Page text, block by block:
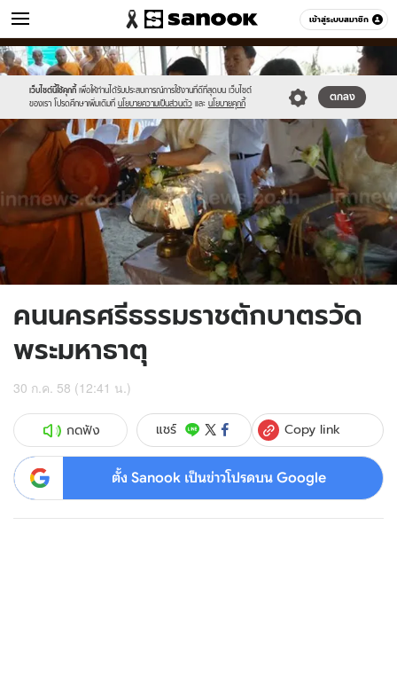
เข้าสู่ระบบสมาชิก
ข่าว หมวดอื่นๆ
เว็บไซต์นี้ใช้คุกกี้ เพื่อให้ท่านได้รับประสบการณ์การใช้งานที่ดีที่สุดบน เว็บไซต์
ของเรา โปรดศึกษาเพิ่มเติมที่ นโยบายความเป็นส่วนตัว และ นโยบายคุกกี้
ตกลง
Sanook
//s.isanook.com/sr/0/images/logo-
new-
sanook.png
600
60
//s.isanook.com/ns/0/ud/367/1839114/635613-
01.jpg
คนนครศรีธรรมราชตักบาตรวัด
พระมหาธาตุ
30 ก.ค. 58 (12:41 น.)
กดฟัง แชร์ Copy link
ตั้ง Sanook เป็นข่าวโปรดบน Google